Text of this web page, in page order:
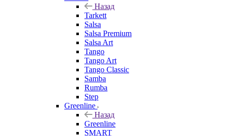
Назад
Tarkett
Salsa
Salsa Premium
Salsa Art
Tango
Tango Art
Tango Classic
Samba
Rumba
Step
Greenline
Назад
Greenline
SMART